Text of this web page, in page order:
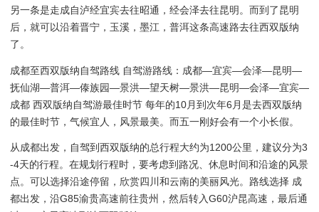
另一条是走成自泸经宜宾去往昭通，经会泽去往昆明。而到了昆明
后，就可以沿着晋宁，玉溪，墨江，普洱这条高速路去往西双版纳
了。
成都至西双版纳自驾路线 自驾游路线：成都—宜宾—会泽—昆明—
抚仙湖—普洱—傣族园—景洪—望天树—景洪—昆明—会泽—宜宾—
成都 西双版纳自驾游最佳时节 每年的10月到次年6月是去西双版纳
的最佳时节，气候宜人，风景最美。而五一刚好会有一个小长假。
从成都出发，自驾到西双版纳的总行程大约为1200公里，建议分为3
-4天的行程。在规划行程时，要考虑到路况、休息时间和沿途的风景
点。可以选择沿途停留，欣赏四川和云南的美丽风光。路线选择 成
都出发，沿G85渝贵高速前往贵州，然后转入G60沪昆高速，最后通